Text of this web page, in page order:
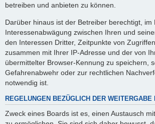
betreiben und anbieten zu können.
Darüber hinaus ist der Betreiber berechtigt, im
Interessenabwägung zwischen Ihren und
den Interessen Dritter, Zeitpunkte von
zusammen mit Ihrer IP-Adresse und der von
übermittelter Browser-Kennung zu speichern,
Gefahrenabwehr oder zur rechtlichen
notwendig ist.
REGELUNGEN BEZÜGLICH DER WEITERGABE
Zweck eines Boards ist es, einen Austausch